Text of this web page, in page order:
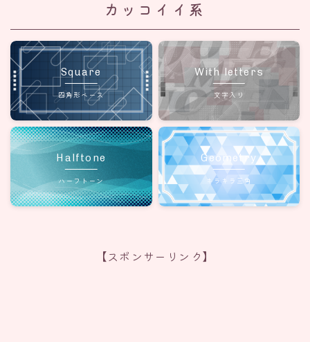
カッコイイ系
四角形ベース
Square
文字入り
With letters
ハーフトーン
Halftone
キラキラ三角
Geometry
【スポンサーリンク】